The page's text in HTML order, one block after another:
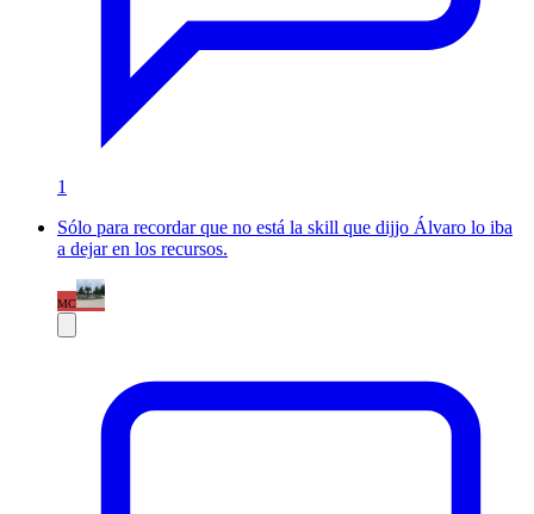
1
Sólo para recordar que no está la skill que dijjo Álvaro lo iba
a dejar en los recursos.
MC